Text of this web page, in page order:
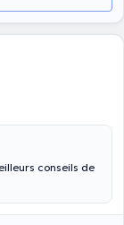
conseils de